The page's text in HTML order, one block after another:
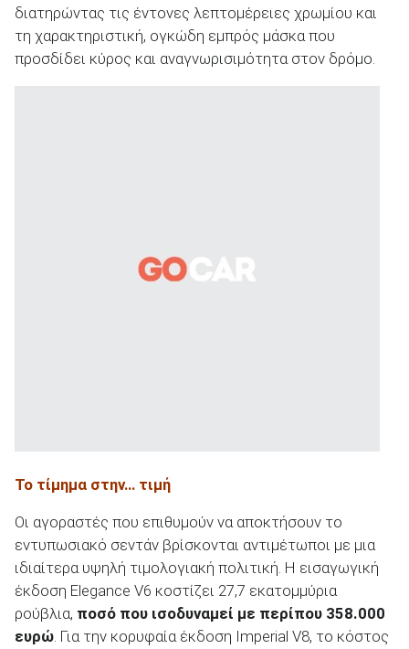
διατηρώντας τις έντονες λεπτομέρειες χρωμίου και
τη χαρακτηριστική, ογκώδη εμπρός μάσκα που
προσδίδει κύρος και αναγνωρισιμότητα στον δρόμο.
Το τίμημα στην… τιμή
Οι αγοραστές που επιθυμούν να αποκτήσουν το
εντυπωσιακό σεντάν βρίσκονται αντιμέτωποι με μια
ιδιαίτερα υψηλή τιμολογιακή πολιτική. Η εισαγωγική
έκδοση Elegance V6 κοστίζει 27,7 εκατομμύρια
ρούβλια, ποσό που ισοδυναμεί με περίπου 358.000
ευρώ. Για την κορυφαία έκδοση Imperial V8, το κόστος